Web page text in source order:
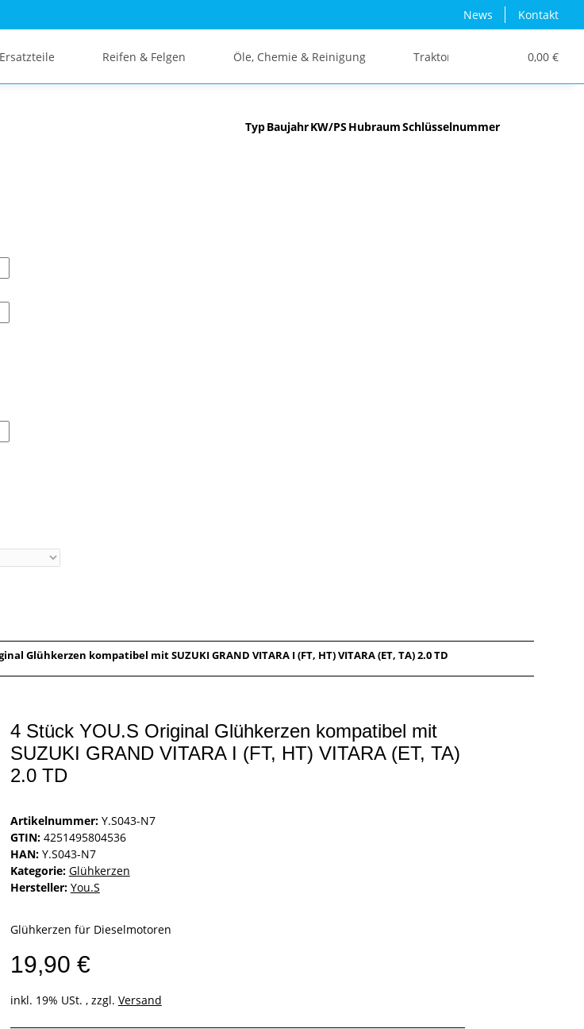
News Kontakt
0,00 €
Reifen & Felgen Öle, Chemie & Reinigung Traktor/Schlepper/LKW
TypBaujahrKW/PS HubraumSchlüsselnummer
Glühkerzen kompatibel mit SUZUKI GRAND VITARA I (FT, HT) VITARA (ET, TA) 2.0 TD
4 Stück YOU.S Original Glühkerzen kompatibel mit
SUZUKI GRAND VITARA I (FT, HT) VITARA (ET, TA)
2.0 TD
Artikelnummer: Y.S043-N7
GTIN: 4251495804536
HAN: Y.S043-N7
Kategorie: Glühkerzen
Hersteller: You.S
Glühkerzen für Dieselmotoren
19,90 €
inkl. 19% USt. , zzgl. Versand